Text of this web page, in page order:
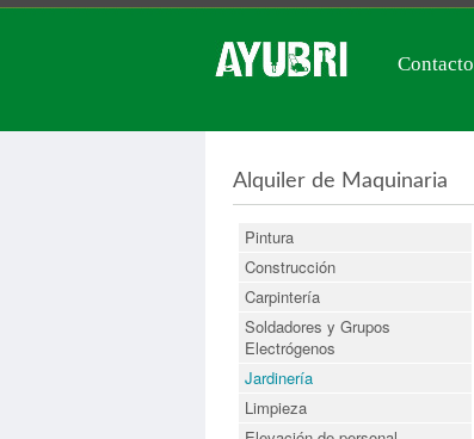
Contacto
Alquiler de Maquinaria
Pintura
Construcción
Carpintería
Soldadores y Grupos
Electrógenos
Jardinería
Limpieza